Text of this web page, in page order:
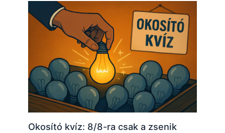
Okosító kvíz: 8/8-ra csak a zsenik